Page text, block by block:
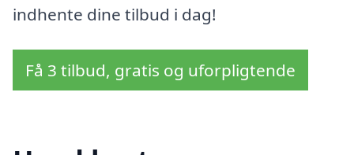
indhente dine tilbud i dag!
Få 3 tilbud, gratis og uforpligtende